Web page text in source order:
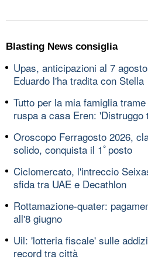
Blasting News consiglia
Upas, anticipazioni al 7
Eduardo l'ha tradita con Stella
Tutto per la mia famiglia
ruspa a casa Eren: 'Distruggo
Oroscopo Ferragosto 2026,
solido, conquista il 1ﾟposto
Ciclomercato, l'intreccio
sfida tra UAE e Decathlon
Rottamazione-quater:
all'8 giugno
Uil: 'lotteria fiscale' sulle
record tra città